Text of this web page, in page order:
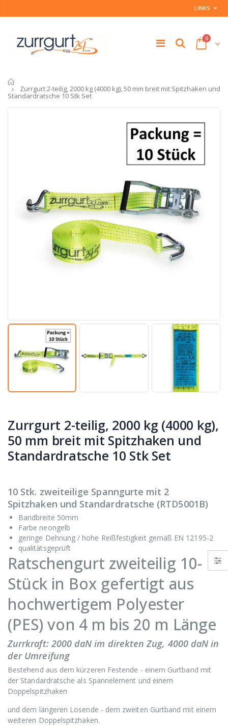
LINKS
0
Zurrgurt 2-teilig, 2000 kg (4000 kg), 50 mm breit mit Spitzhaken und
Standardratsche 10 Stk Set
Zurrgurt 2-teilig, 2000 kg (4000 kg),
50 mm breit mit Spitzhaken und
Standardratsche 10 Stk Set
10 Stk. zweiteilige Spanngurte mit 2
Spitzhaken und Standardratsche (RTD5001B)
Bandbreite 50mm
Farbe neongelb
geringe Dehnung / hohe Reißfestigkeit gemäß EN 12195-2
qualitätsgeprüft
Ratschengurt zweiteilig 10-
Stück in Box gefertigt aus
hochwertigem Polyester
(PES) von 4 m bis 20 m Länge
Zurrkraft: 2000 daN im direkten Zug, 4000 daN in
der Umreifung
Bestehend aus dem kürzeren Festende - einem Gurtband mit
der Standardratsche als Spannelement und einem
Doppelspitzhaken
und dem längeren Losende - dem zweiten Gurtband mit einem
weiteren Doppelspitzhaken.